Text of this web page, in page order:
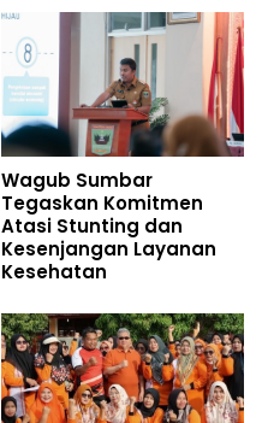
Wagub Sumbar
Tegaskan Komitmen
Atasi Stunting dan
Kesenjangan Layanan
Kesehatan